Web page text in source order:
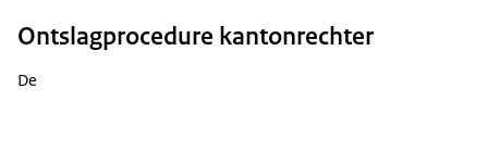
Ontslagprocedure kantonrechter
De